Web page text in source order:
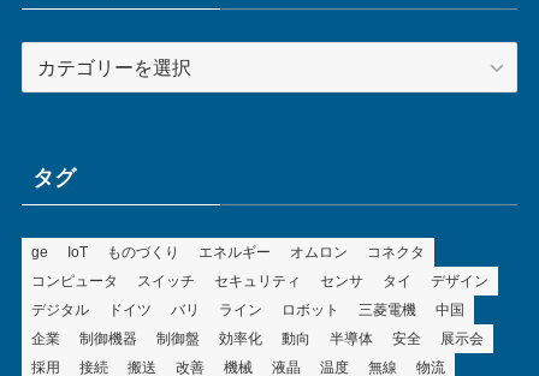
テ
ータグ
ge IoT ものづくり エネルギー オムロン
コネクタ
コンピュータ
スイッチ セキュリティ センサ タイ
デザイン
デジタル
ドイツ バリ ライン ロボット 三菱電機
中国
企業
制御機器 制御盤 効率化 動向 半導体 安全
展示会
採用
接続 搬送 改善 機械 液晶 温度 無線 物流